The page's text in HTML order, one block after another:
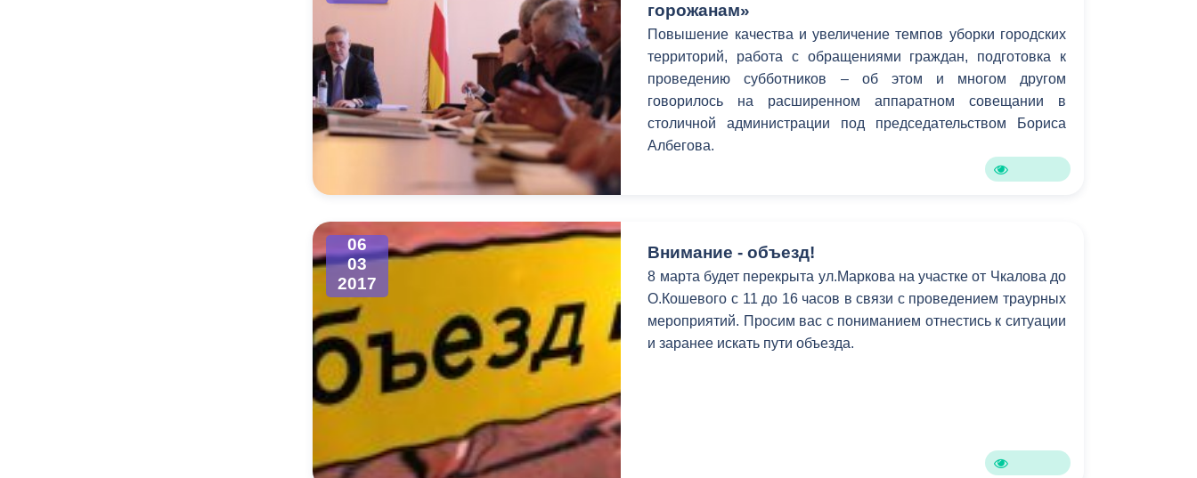
горожанам»
Повышение качества и увеличение темпов уборки городских
территорий, работа с обращениями граждан, подготовка к
проведению субботников – об этом и многом другом
говорилось на расширенном аппаратном совещании в
столичной администрации под председательством Бориса
Албегова.
06
03
2017
Внимание - объезд!
8 марта будет перекрыта ул.Маркова на участке от Чкалова до
О.Кошевого с 11 до 16 часов в связи с проведением траурных
мероприятий. Просим вас с пониманием отнестись к ситуации
и заранее искать пути объезда.